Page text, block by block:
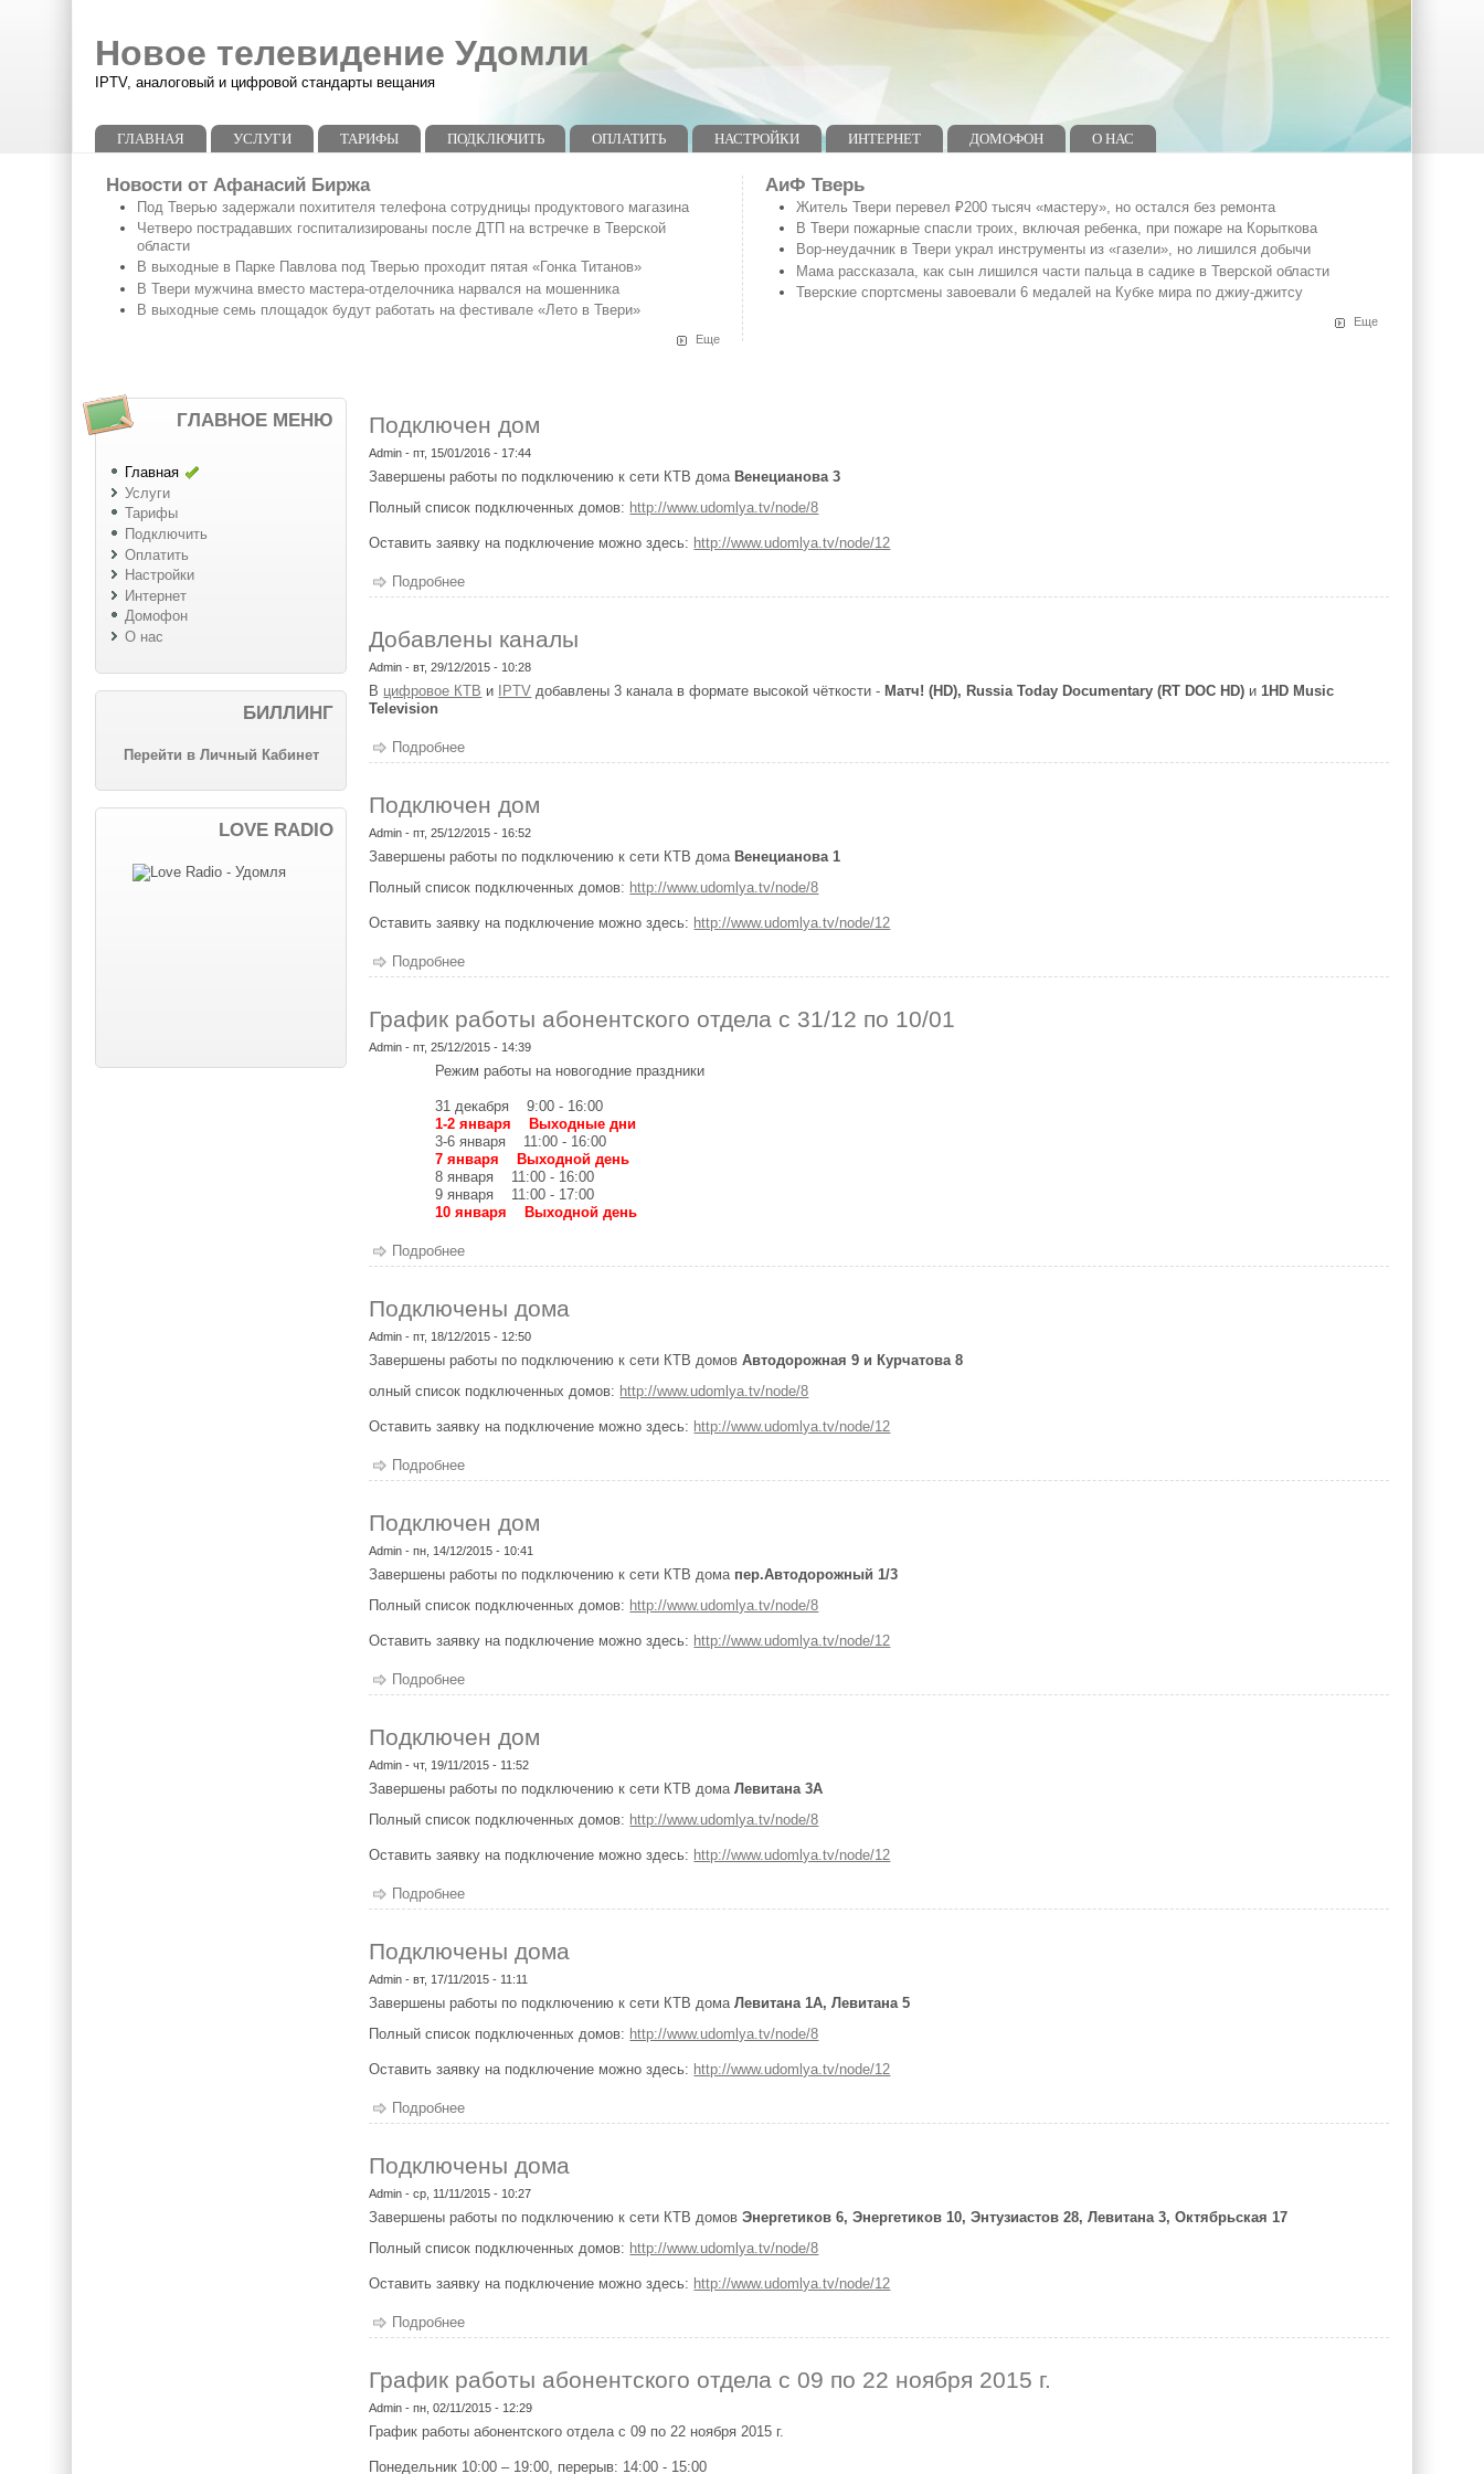
Новое телевидение Удомли
IPTV, аналоговый и цифровой стандарты вещания
Главное меню
ГЛАВНАЯ УСЛУГИ ТАРИФЫ ПОДКЛЮЧИТЬ ОПЛАТИТЬ НАСТРОЙКИ ИНТЕРНЕТ ДОМОФОН О НАС
Новости от Афанасий Биржа
Под Тверью задержали похитителя телефона сотрудницы продуктового магазина
Четверо пострадавших госпитализированы после ДТП на встречке в Тверской
области
В выходные в Парке Павлова под Тверью проходит пятая «Гонка Титанов»
В Твери мужчина вместо мастера-отделочника нарвался на мошенника
В выходные семь площадок будут работать на фестивале «Лето в Твери»
Еще
АиФ Тверь
Житель Твери перевел ₽200 тысяч «мастеру», но остался без ремонта
В Твери пожарные спасли троих, включая ребенка, при пожаре на Корыткова
Вор-неудачник в Твери украл инструменты из «газели», но лишился добычи
Мама рассказала, как сын лишился части пальца в садике в Тверской области
Тверские спортсмены завоевали 6 медалей на Кубке мира по джиу-джитсу
Еще
ГЛАВНОЕ МЕНЮ
Главная
Услуги
Тарифы
Подключить
Оплатить
Настройки
Интернет
Домофон
О нас
БИЛЛИНГ
Перейти в Личный Кабинет
LOVE RADIO
Подключен дом
Admin - пт, 15/01/2016 - 17:44
Завершены работы по подключению к сети КТВ дома Венецианова 3
Полный список подключенных домов: http://www.udomlya.tv/node/8
Оставить заявку на подключение можно здесь: http://www.udomlya.tv/node/12
Подробнее
Добавлены каналы
Admin - вт, 29/12/2015 - 10:28
В цифровое КТВ и IPTV добавлены 3 канала в формате высокой чёткости - Матч! (HD), Russia Today Documentary (RT DOC HD) и1HD Music
Television
Подробнее
Подключен дом
Admin - пт, 25/12/2015 - 16:52
Завершены работы по подключению к сети КТВ дома Венецианова 1
Полный список подключенных домов: http://www.udomlya.tv/node/8
Оставить заявку на подключение можно здесь: http://www.udomlya.tv/node/12
Подробнее
График работы абонентского отдела с 31/12 по 10/01
Admin - пт, 25/12/2015 - 14:39
Режим работы на новогодние праздники
31 декабря 9:00 - 16:00
1-2 января Выходные дни
3-6 января 11:00 - 16:00
7 января Выходной день
8 января 11:00 - 16:00
9 января 11:00 - 17:00
10 января Выходной день
Подробнее
Подключены дома
Admin - пт, 18/12/2015 - 12:50
Завершены работы по подключению к сети КТВ домовАвтодорожная 9 и Курчатова 8
олный список подключенных домов: http://www.udomlya.tv/node/8
Оставить заявку на подключение можно здесь: http://www.udomlya.tv/node/12
Подробнее
Подключен дом
Admin - пн, 14/12/2015 - 10:41
Завершены работы по подключению к сети КТВ дома пер.Автодорожный 1/3
Полный список подключенных домов: http://www.udomlya.tv/node/8
Оставить заявку на подключение можно здесь: http://www.udomlya.tv/node/12
Подробнее
Подключен дом
Admin - чт, 19/11/2015 - 11:52
Завершены работы по подключению к сети КТВ домаЛевитана 3А
Полный список подключенных домов: http://www.udomlya.tv/node/8
Оставить заявку на подключение можно здесь: http://www.udomlya.tv/node/12
Подробнее
Подключены дома
Admin - вт, 17/11/2015 - 11:11
Завершены работы по подключению к сети КТВ домаЛевитана 1А, Левитана 5
Полный список подключенных домов: http://www.udomlya.tv/node/8
Оставить заявку на подключение можно здесь: http://www.udomlya.tv/node/12
Подробнее
Подключены дома
Admin - ср, 11/11/2015 - 10:27
Завершены работы по подключению к сети КТВ домовЭнергетиков 6, Энергетиков 10, Энтузиастов 28, Левитана 3, Октябрьская 17
Полный список подключенных домов: http://www.udomlya.tv/node/8
Оставить заявку на подключение можно здесь: http://www.udomlya.tv/node/12
Подробнее
График работы абонентского отдела с 09 по 22 ноября 2015 г.
Admin - пн, 02/11/2015 - 12:29
График работы абонентского отдела с 09 по 22 ноября 2015 г.
Понедельник 10:00 – 19:00, перерыв: 14:00 - 15:00